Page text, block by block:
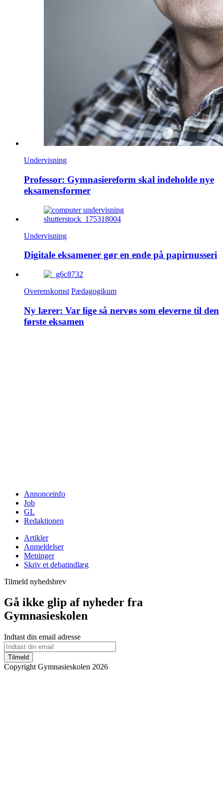
Undervisning
Professor: Gymnasiereform skal indeholde nye
eksamensformer
Undervisning
Digitale eksamener gør en ende på papirnusseri
Overenskomst Pædagogikum
Ny lærer: Var lige så nervøs som eleverne til den
første eksamen
Annonceinfo
Job
GL
Redaktionen
Artikler
Anmeldelser
Meninger
Skriv et debatindlæg
Tilmeld nyhedsbrev
Gå ikke glip af nyheder fra
Gymnasieskolen
Indtast din email adresse
Tilmeld
Copyright Gymnasieskolen 2026